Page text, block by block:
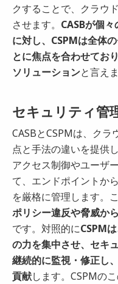
クすることで、クラウ
させます。 CASBが個
に対し、CSPMは全体
とに焦点を合わせてお
ソリューションと言えま
セキュリティ管
CASBとCSPMは、ク
点と手法の違いを提供
アクセス制御やユーザ
て、エンドポイントか
を厳格に管理します。こ
ポリシー違反や脅威か
です。対照的にCSPM
の力を集中させ、セキ
継続的に監視・修正し
貢献します。CSPMの